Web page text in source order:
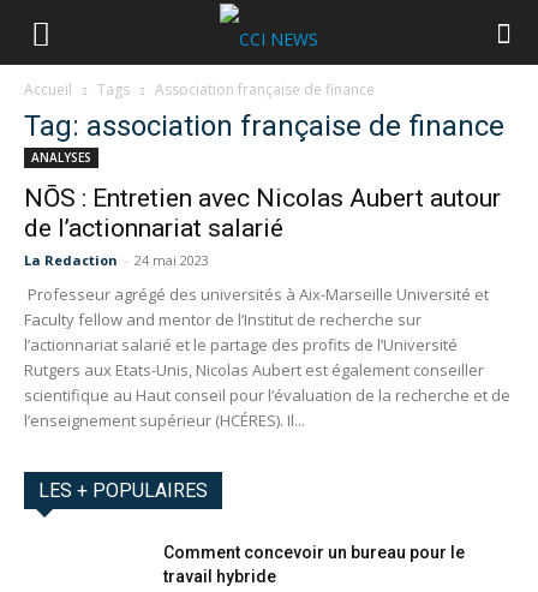
Accueil Tags Association française de finance
Tag: association française de finance
ANALYSES
NŌS : Entretien avec Nicolas Aubert autour
de l’actionnariat salarié
La Redaction - 24 mai 2023
Professeur agrégé des universités à Aix-Marseille Université et
Faculty fellow and mentor de l’Institut de recherche sur
l’actionnariat salarié et le partage des profits de l’Université
Rutgers aux Etats-Unis, Nicolas Aubert est également conseiller
scientifique au Haut conseil pour l’évaluation de la recherche et de
l’enseignement supérieur (HCÉRES). Il...
LES + POPULAIRES
Comment concevoir un bureau pour le
travail hybride